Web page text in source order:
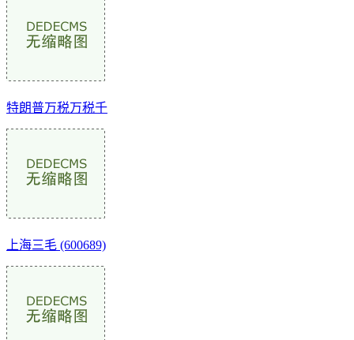
特朗普万税万税千
上海三毛 (600689)